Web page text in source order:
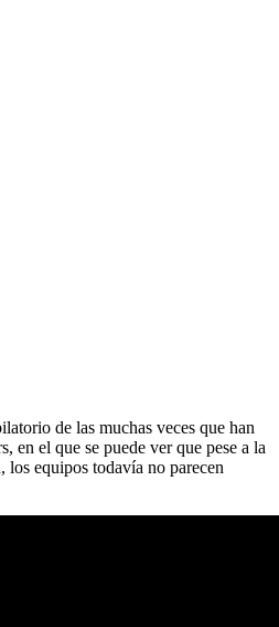
de las muchas veces que han
en el que se puede ver que pese a la
los equipos todavía no parecen